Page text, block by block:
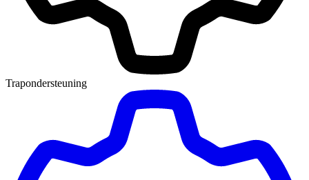
Trapondersteuning